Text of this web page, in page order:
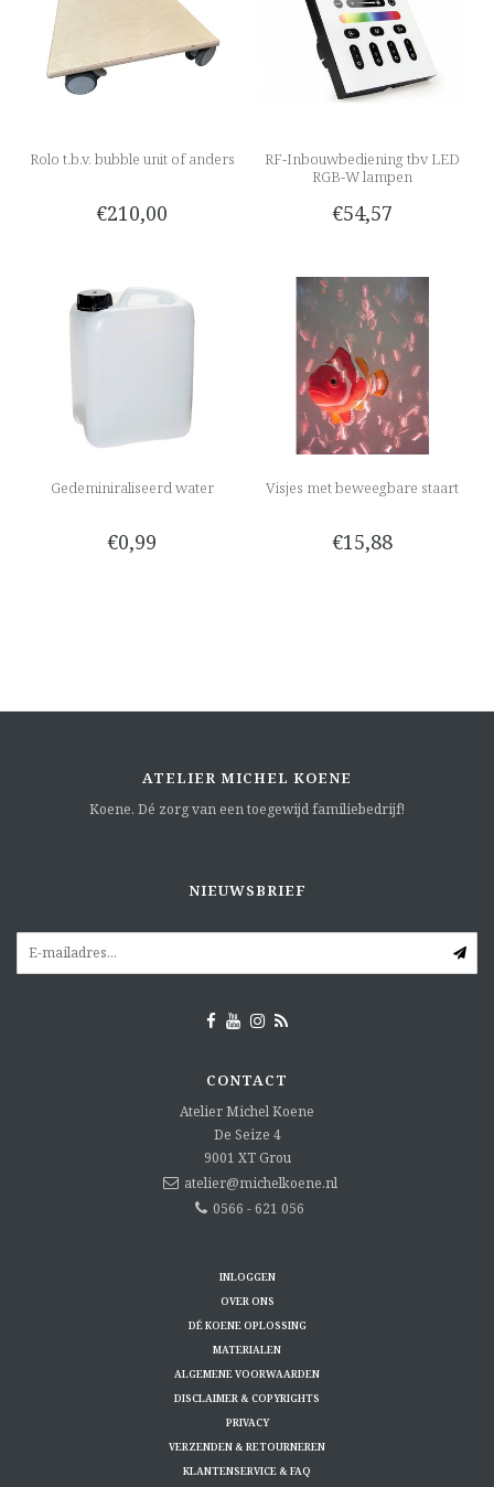
Rolo t.b.v. bubble unit of anders
€210,00
RF-Inbouwbediening tbv LED
RGB-W lampen
€54,57
Gedeminiraliseerd water
€0,99
Visjes met beweegbare staart
€15,88
ATELIER MICHEL KOENE
Koene. Dé zorg van een toegewijd familiebedrijf!
NIEUWSBRIEF
CONTACT
Atelier Michel Koene
De Seize 4
9001 XT Grou
atelier@michelkoene.nl
0566 - 621 056
INLOGGEN
OVER ONS
DÉ KOENE OPLOSSING
MATERIALEN
ALGEMENE VOORWAARDEN
DISCLAIMER & COPYRIGHTS
PRIVACY
VERZENDEN & RETOURNEREN
KLANTENSERVICE & FAQ